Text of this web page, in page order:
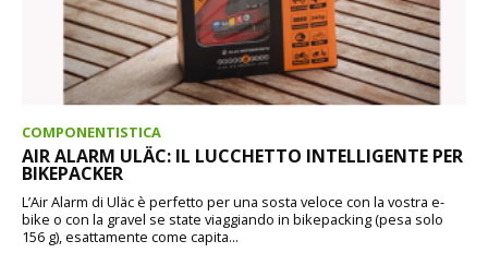
COMPONENTISTICA
AIR ALARM ULÄC: IL LUCCHETTO INTELLIGENTE PER
BIKEPACKER
L’Air Alarm di Uläc è perfetto per una sosta veloce con la vostra e-
bike o con la gravel se state viaggiando in bikepacking (pesa solo
156 g), esattamente come capita...